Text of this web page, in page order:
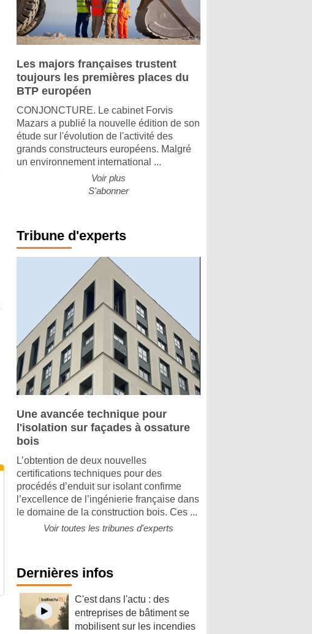
Les majors françaises trustent
toujours les premières places du
BTP européen
CONJONCTURE. Le cabinet Forvis
Mazars a publié la nouvelle édition de son
étude sur l'évolution de l'activité des
grands constructeurs européens. Malgré
un environnement international ...
Voir plus
S'abonner
Tribune d'experts
Une avancée technique pour
l'isolation sur façades à ossature
bois
L’obtention de deux nouvelles
certifications techniques pour des
procédés d’enduit sur isolant confirme
l’excellence de l’ingénierie française dans
le domaine de la construction bois. Ces ...
Voir toutes les tribunes d'experts
Dernières infos
C'est dans l'actu : des
entreprises de bâtiment se
mobilisent sur les incendies